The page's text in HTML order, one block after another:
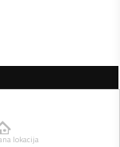
lokacija